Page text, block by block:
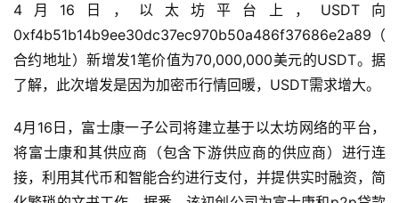
4月16日，以太坊平台上，USDT向
0xf4b51b14b9ee30dc37ec970b50a486f37686e2a89（
合约地址）新增发1笔价值为70,000,000美元的USDT。据
了解，此次增发是因为加密币行情回暖，USDT需求增大。
4月16日，富士康一子公司将建立基于以太坊网络的平台，
将富士康和其供应商（包含下游供应商的供应商）进行连
接，利用其代币和智能合约进行支付，并提供实时融资，简